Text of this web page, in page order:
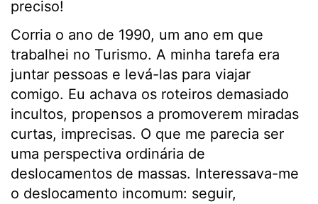
preciso!
Corria o ano de 1990, um ano em que
trabalhei no Turismo. A minha tarefa era
juntar pessoas e levá-las para viajar
comigo. Eu achava os roteiros demasiado
incultos, propensos a promoverem miradas
curtas, imprecisas. O que me parecia ser
uma perspectiva ordinária de
deslocamentos de massas. Interessava-me
o deslocamento incomum: seguir,